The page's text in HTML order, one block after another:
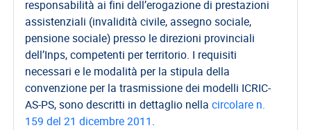
responsabilità ai fini dell’erogazione di prestazioni
assistenziali (invalidità civile, assegno sociale,
pensione sociale) presso le direzioni provinciali
dell’Inps, competenti per territorio. I requisiti
necessari e le modalità per la stipula della
convenzione per la trasmissione dei modelli ICRIC-
AS-PS, sono descritti in dettaglio nellacircolare n.
159 del 21 dicembre 2011.